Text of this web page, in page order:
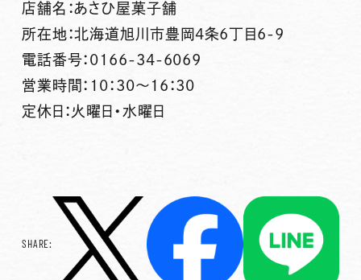
店舗名：あさひ屋菓子舗
所在地：北海道旭川市豊岡4条6丁目6-9
電話番号：0166-34-6069
営業時間：10：30～16：30
定休日：火曜日・水曜日
SHARE: